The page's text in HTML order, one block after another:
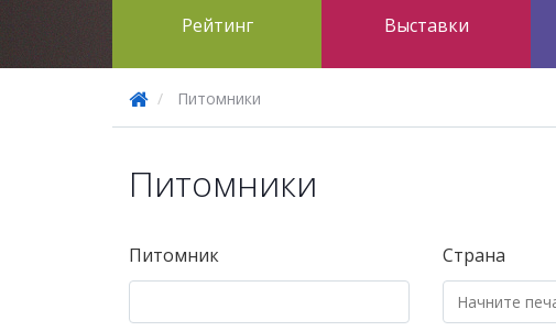
Рейтинг Выставки
Питомники
Питомники
Питомник Страна